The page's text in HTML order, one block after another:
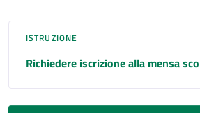
ISTRUZIONE
Richiedere iscrizione alla mensa